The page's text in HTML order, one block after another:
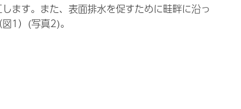
ます。また、表面排水を促すために畦畔に沿っ
1）(写真2)。